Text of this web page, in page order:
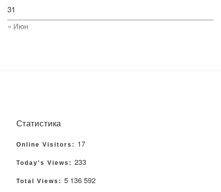
31
« Июн
Статистика
Online Visitors: 17
Today's Views: 233
Total Views: 5 136 592